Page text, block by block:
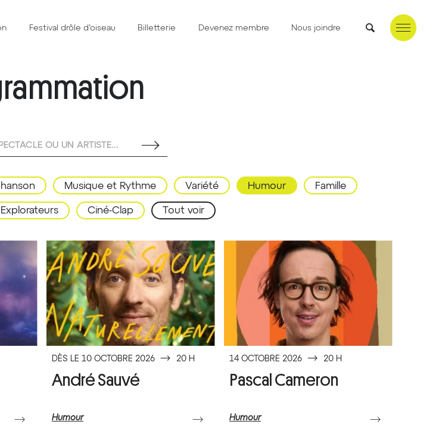
Festival drôle d’oiseau Billetterie Devenez membre Nous joindre
OU UN ARTISTE...
Musique et Rythme Variété Humour Famille
Ciné-Clap Tout voir
⟶
DÈS LE 10 OCTOBRE 2026 ⟶ 20 H
André Sauvé
Humour ⟶
14 OCTOBRE 2026 ⟶ 20 H
Pascal Cameron
Humour ⟶